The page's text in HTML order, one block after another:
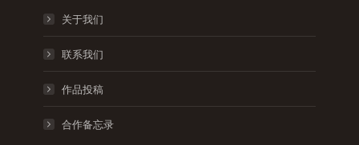
关于我们
联系我们
作品投稿
合作备忘录